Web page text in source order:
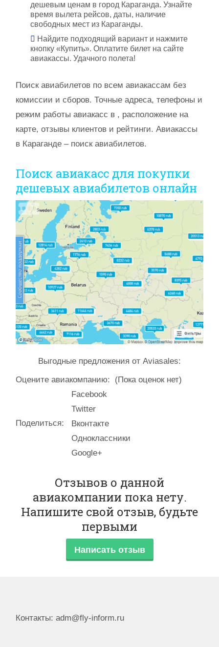
дешевым ценам в город Караганда. Узнайте
время вылета рейсов, даты, наличие
свободных мест из Караганды.
Найдите подходящий вариант и нажмите
кнопку «Купить». Оплатите билет на сайте
авиакассы. Удачного полета!
Поиск авиабилетов по всем авиакассам без
комиссии и сборов. Точные адреса, телефоны и
режим работы авиакасс в , расположение на
карте, отзывы клиентов и рейтинги. Авиакассы
в Караганде – поиск авиабилетов.
Поиск авиакасс для покупки
дешевых авиабилетов онлайн
Выгодные предложения от Aviasales:
Оцените авиакомпанию: (Пока оценок нет)
Поделиться:
Facebook
Twitter
Вконтакте
Одноклассники
Google+
Отзывов о данной
авиакомпании пока нету.
Напишите свой отзыв, будьте
первыми
Написать отзыв
Контакты: adm@fly-inform.ru